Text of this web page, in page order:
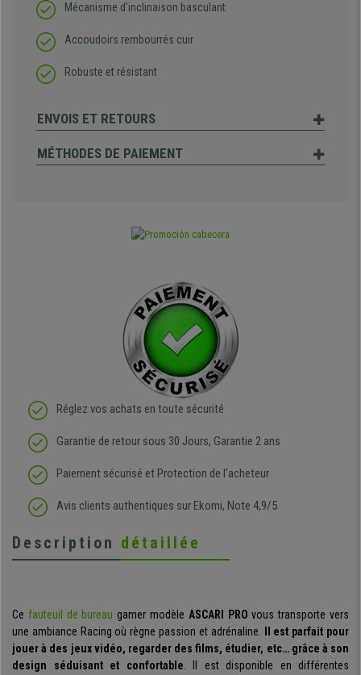
Mécanisme d'inclinaison basculant
Accoudoirs rembourrés cuir
Robuste et résistant
ENVOIS ET RETOURS
MÉTHODES DE PAIEMENT
Réglez vos achats en toute sécurité
Garantie de retour sous 30 Jours, Garantie 2 ans
Paiement sécurisé et Protection de l'acheteur
Avis clients authentiques sur Ekomi, Note 4,9/5
Description détaillée
Ce fauteuil de bureau gamer modèle ASCARI PRO vous transporte vers
une ambiance Racing où règne passion et adrénaline.
Il est parfait pour
jouer à des jeux vidéo, regarder des films, étudier, etc… grâce à son
design séduisant et confortable. Il est disponible en différentes